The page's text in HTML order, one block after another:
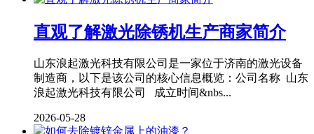
直观了解激光除锈机生产商家简介
山东浪起激光科技有限公司是一家位于济南的激光设备
制造商，以下是该公司的核心信息概览：公司名称 山东
浪起激光科技有限公司 成立时间&nbs...
2026-05-28